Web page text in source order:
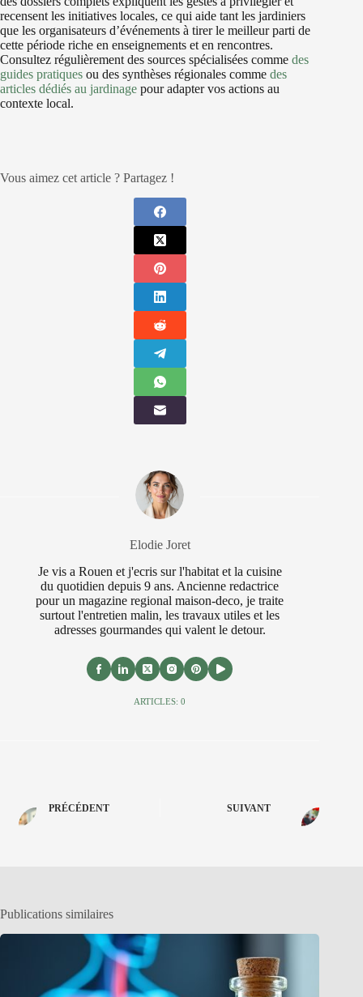
recensent les initiatives locales, ce qui aide tant les jardiniers
que les organisateurs d’événements à tirer le meilleur parti de
cette période riche en enseignements et en rencontres.
Consultez régulièrement des sources spécialisées comme des
guides pratiques ou des synthèses régionales comme des
articles dédiés au jardinage pour adapter vos actions au
contexte local.
Vous aimez cet article ? Partagez !
Elodie Joret
Je vis a Rouen et j'ecris sur l'habitat et la cuisine
du quotidien depuis 9 ans. Ancienne redactrice
pour un magazine regional maison-deco, je traite
surtout l'entretien malin, les travaux utiles et les
adresses gourmandes qui valent le detour.
ARTICLES: 0
PRÉCÉDENT SUIVANT
Publications similaires